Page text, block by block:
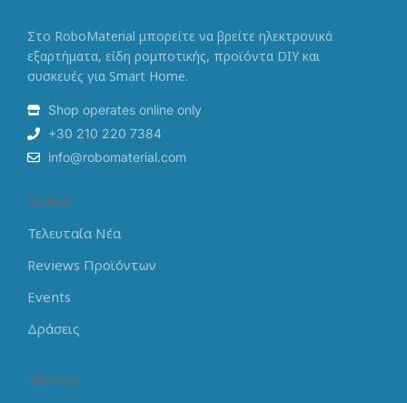
Στο RoboMaterial μπορείτε να βρείτε ηλεκτρονικά
εξαρτήματα, είδη ρομποτικής, προϊόντα DIY και
συσκευές για Smart Home.
Shop operates online only
+30 210 220 7384
info@robomaterial.com
Άρθρα
Τελευταία Νέα
Reviews Προϊόντων
Events
Δράσεις
Sitemap